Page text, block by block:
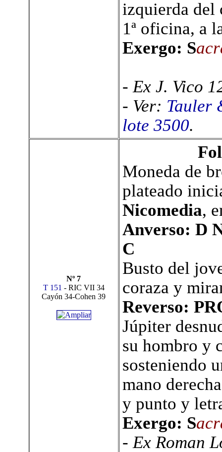
izquierda
1ª oficina, a
Exergo: S
- Ex J. Vico
- Ver: Tauler
lote 3500.
Nº 7
T 151 - RIC VII 34
Cayón 34-Cohen 39
Moneda de
plateado
Nicomedia,
Anverso: D
C
Busto del
coraza y
Reverso:
Júpiter
su hombro y
sosteniendo
mano
y punto y
Exergo: S
- Ex Roman